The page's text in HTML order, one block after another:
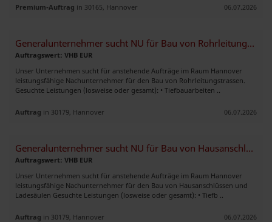
Premium-Auftrag in 30165, Hannover 06.07.2026
Generalunternehmer sucht NU für Bau von Rohrleitungstrassen!
Auftragswert: VHB EUR
Unser Unternehmen sucht für anstehende Aufträge im Raum Hannover
leistungsfähige Nachunternehmer für den Bau von Rohrleitungstrassen.
Gesuchte Leistungen (losweise oder gesamt): • Tiefbauarbeiten ..
Auftrag in 30179, Hannover 06.07.2026
Generalunternehmer sucht NU für Bau von Hausanschlüssen und Ladesäulen
Auftragswert: VHB EUR
Unser Unternehmen sucht für anstehende Aufträge im Raum Hannover
leistungsfähige Nachunternehmer für den Bau von Hausanschlüssen und
Ladesäulen Gesuchte Leistungen (losweise oder gesamt): • Tiefb ..
Auftrag in 30179, Hannover 06.07.2026